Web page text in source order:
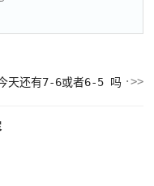
天还有7-6或者6-5 吗